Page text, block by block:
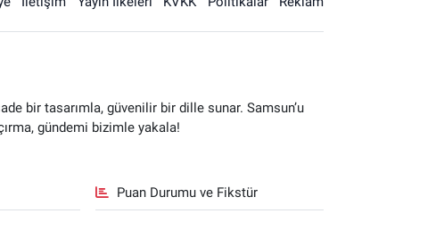
bir tasarımla, güvenilir bir dille sunar. Samsun’u
gündemi bizimle yakala!
Puan Durumu ve Fikstür